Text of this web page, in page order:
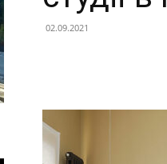
02.09.2021